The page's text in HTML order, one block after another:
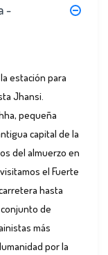
-
estación para
Jhansi.
pequeña
capital de la
del almuerzo en
el Fuerte
hasta
de
más
por la